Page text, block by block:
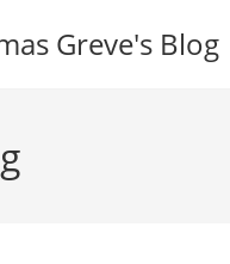
Greve's Blog